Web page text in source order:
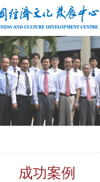
成功案例